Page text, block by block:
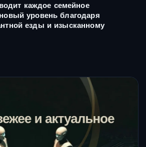
каждое семейное
уровень благодаря
езды и изысканному